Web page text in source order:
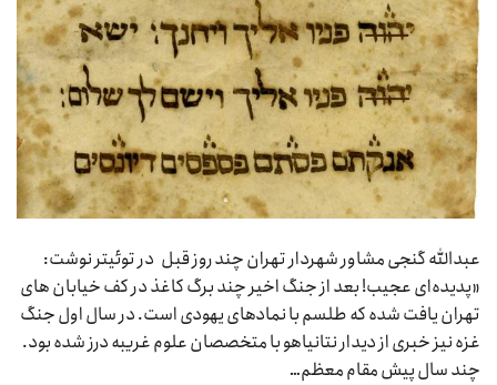
عبدالله گنجی مشاور شهردار تهران چند روز قبل در توئیتر نوشت:
«پدیده‌ای عجیب! بعد از جنگ اخیر چند برگ کاغذ در کف خیابان های
تهران یافت شده که طلسم با نمادهای یهودی است. در سال اول جنگ
غزه نیز خبری از دیدار نتانیاهو با متخصصان علوم غریبه درز شده بود.
چند سال پیش مقام معظم…